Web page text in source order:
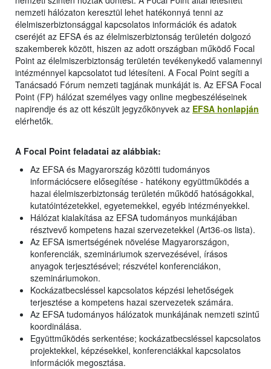
nemzeti hálózaton keresztül lehet hatékonnyá tenni az
élelmiszerbiztonsággal kapcsolatos információk és adatok
cseréjét az EFSA és az élelmiszerbiztonság területén dolgozó
szakemberek között, hiszen az adott országban működő Focal
Point az élelmiszerbiztonság területén tevékenykedő valamennyi
intézménnyel kapcsolatot tud létesíteni. A Focal Point segíti a
Tanácsadó Fórum nemzeti tagjának munkáját is. Az EFSA Focal
Point (FP) hálózat személyes vagy online megbeszéléseinek
napirendje és az ott készült jegyzőkönyvek az EFSA honlapján
elérhetők.
A Focal Point feladatai az alábbiak:
Az EFSA és Magyarország közötti tudományos
információcsere elősegítése - hatékony együttműködés a
hazai élelmiszerbiztonság területén működő hatóságokkal,
kutatóintézetekkel, egyetemekkel, egyéb intézményekkel.
Hálózat kialakítása az EFSA tudományos munkájában
résztvevő kompetens hazai szervezetekkel (Art36-os lista).
Az EFSA ismertségének növelése Magyarországon,
konferenciák, szemináriumok szervezésével, írásos
anyagok terjesztésével; részvétel konferenciákon,
szemináriumokon.
Kockázatbecsléssel kapcsolatos képzési lehetőségek
terjesztése a kompetens hazai szervezetek számára.
Az EFSA tudományos hálózatok munkájának nemzeti szintű
koordinálása.
Együttműködés serkentése; kockázatbecsléssel kapcsolatos
projektekkel, képzésekkel, konferenciákkal kapcsolatos
információk megosztása.